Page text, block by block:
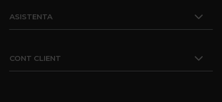
ASISTENTA
CONT CLIENT